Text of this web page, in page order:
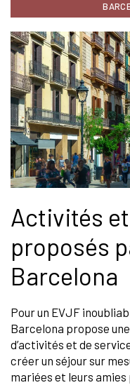
Activités
proposés
Barcelona
Pour un EVJF
Barcelona propose
d’activités et de
créer un séjour sur
mariées et leurs